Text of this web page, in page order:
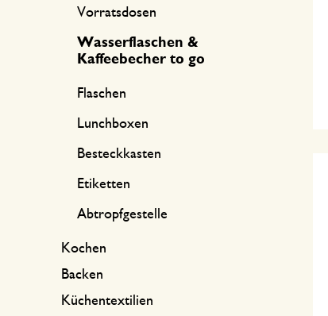
Vorratsdosen
Wasserflaschen &
Kaffeebecher to go
Flaschen
Lunchboxen
Besteckkasten
Etiketten
Abtropfgestelle
Kochen
Backen
Küchentextilien